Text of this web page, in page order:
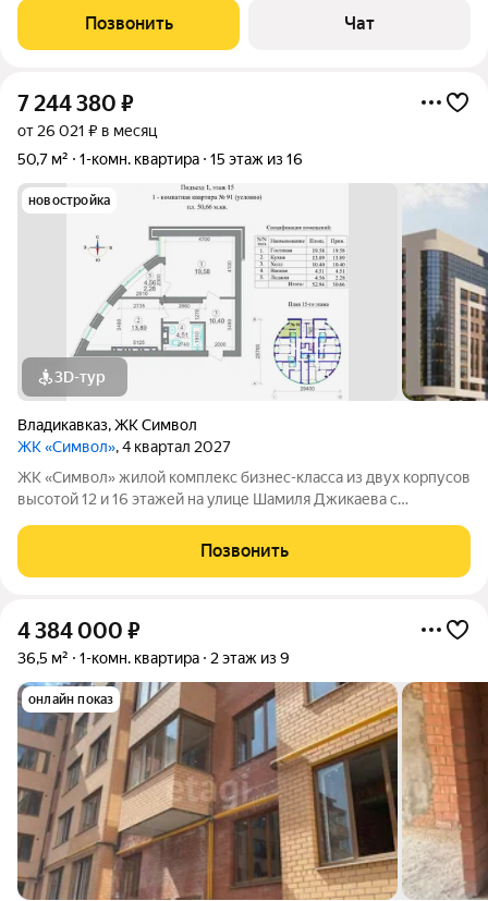
кладовые,очень приятный просторный чистый подьезд
Позвонить Чат
7 244 380 ₽
от 26 021 ₽ в месяц
50,7 м²
1-комн. квартира 15 этаж из 16
новостройка
3D-тур
Владикавказ,ЖК Символ
ЖК «Символ», 4 квартал 2027
ЖК «Символ» жилой комплекс бизнес-класса из двух корпусов
высотой 12 и 16 этажей на улице Шамиля Джикаева с
хребет и Московское шоссе. Внешние стены толщиной 70 см
помогают сохранять тепло
Позвонить
4 384 000 ₽
36,5 м² 1-комн. квартира 2 этаж из 9
онлайн показ